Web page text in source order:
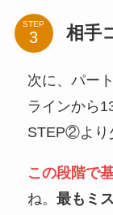
STEP 相手
次に、パー
ラインから
STEP②より
この段階で
ね。 最もミ